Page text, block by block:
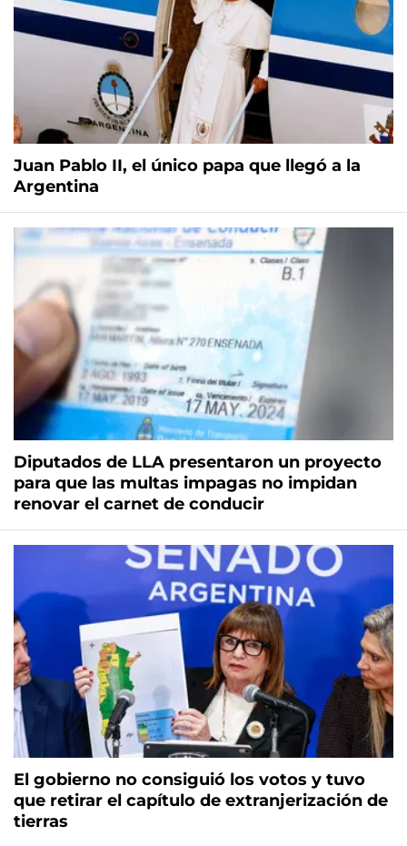
Juan Pablo II, el único papa que llegó a la
Argentina
Diputados de LLA presentaron un proyecto
para que las multas impagas no impidan
renovar el carnet de conducir
El gobierno no consiguió los votos y tuvo
que retirar el capítulo de extranjerización de
tierras